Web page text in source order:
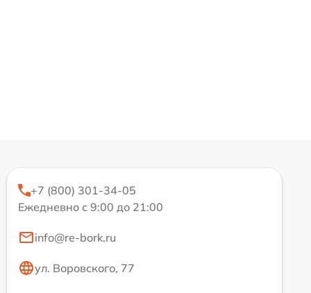
+7 (800) 301-34-05
Ежедневно с 9:00 до 21:00
info@re-bork.ru
ул. Воровского, 77